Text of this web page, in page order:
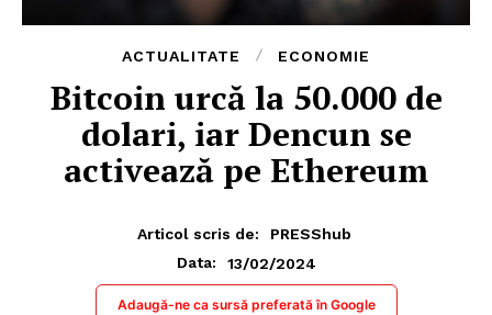
ACTUALITATE ECONOMIE
Bitcoin urcă la 50.000 de
dolari, iar Dencun se
activează pe Ethereum
Articol scris de:
PRESShub
Data:
13/02/2024
Adaugă-ne ca sursă preferată în Google